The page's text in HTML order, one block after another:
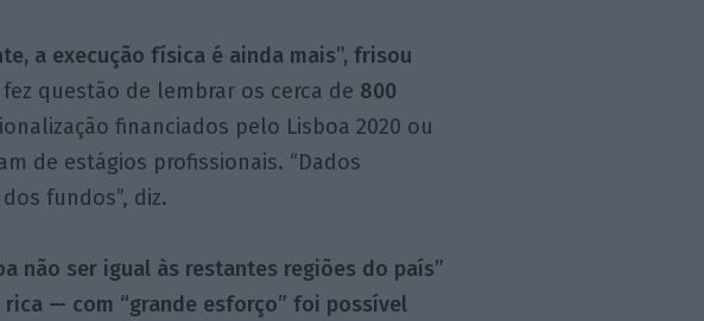
a execução física é ainda mais”, frisou
fez questão de lembrar os cerca de 800
financiados pelo Lisboa 2020 ou
de estágios profissionais. “Dados
fundos”, diz.
não ser igual às restantes regiões do país”
— com “grande esforço” foi possível